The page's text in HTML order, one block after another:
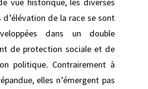
d’élévation de la race se sont
dans un double
de protection sociale et de
politique. Contrairement à
elles n’émergent pas